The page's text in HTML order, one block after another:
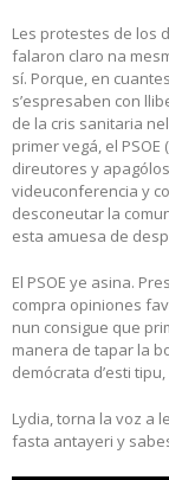
Les protestes de los
falaron claro na
sí. Porque, en
s’espresaben con
de la cris sanitaria
primer vegá, el
direutores y
videuconferencia y
desconeutar la
esta amuesa de
El PSOE ye asina.
compra opiniones
nun consigue que
manera de tapar la
demócrata d’esti
Lydia, torna la voz a
fasta antayeri y